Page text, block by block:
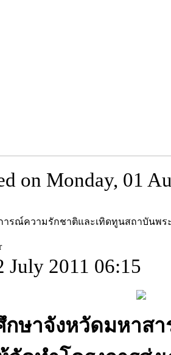
on Monday, 01
ารณ์ความรักชาติและเทิดทูนสถาบันพร
July 2011 06:15
ษาจังหวัดมหาส